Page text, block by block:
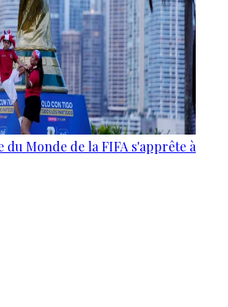
Monde de la FIFA s'apprête à